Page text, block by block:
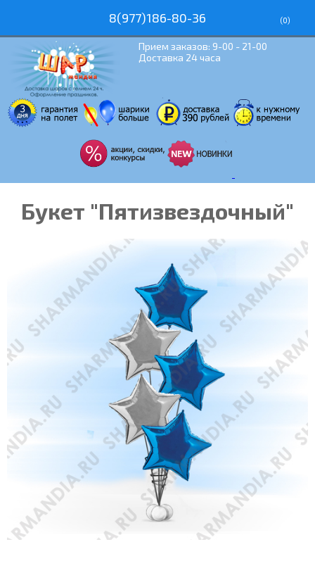
8(977)186-80-36 (0)
Прием заказов: 9-00 - 21-00
Доставка 24 часа
Букет "Пятизвездочный"